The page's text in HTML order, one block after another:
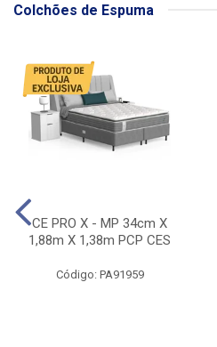
Colchões de Espuma
CE PRO X - MP 34cm X
1,88m X 1,38m PCP CES
Código: PA91959